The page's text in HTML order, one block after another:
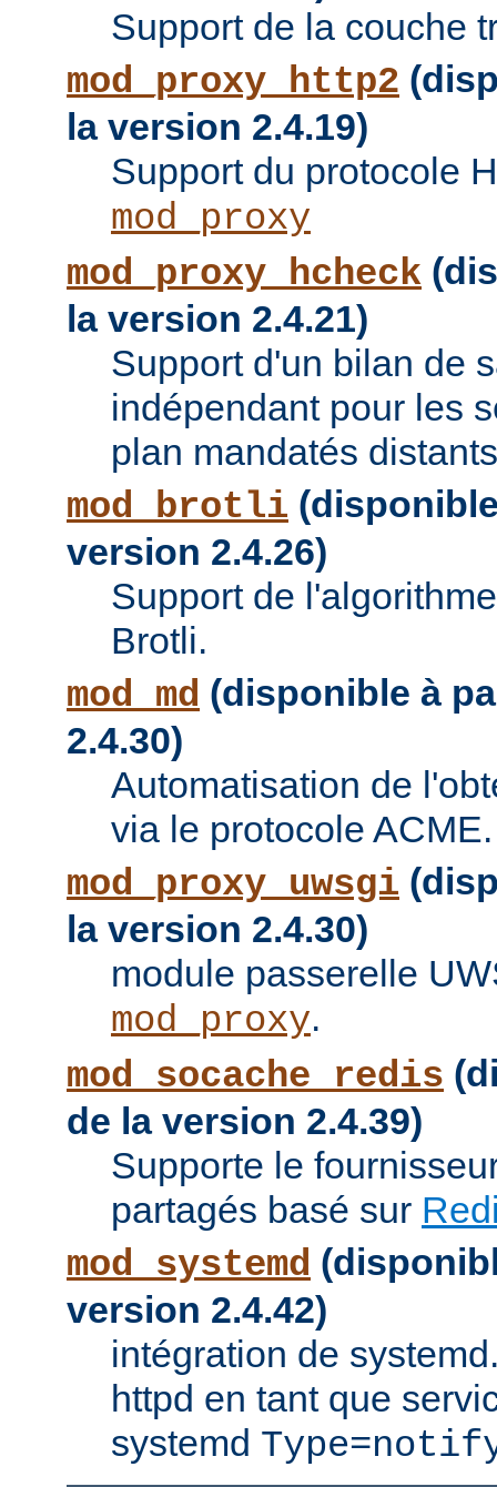
Support de la couche
mod_proxy_http2
la version 2.4.19)
Support du protocole
mod_proxy
mod_proxy_hcheck
la version 2.4.21)
Support d'un bilan de
indépendant pour les
plan mandatés
mod_brotli
version 2.4.26)
Support de
Brotli.
mod_md (disponible à
2.4.30)
Automatisation de
via le protocole ACME.
mod_proxy_uwsgi
la version 2.4.30)
module passerelle
mod_proxy.
mod_socache_redis
de la version 2.4.39)
Supporte le
partagés basé sur
mod_systemd
version 2.4.42)
intégration de
httpd en tant que
systemd